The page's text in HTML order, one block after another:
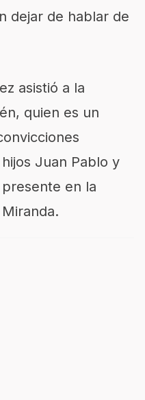
dejar de hablar de
asistió a la
quien es un
Juan Pablo y
en la